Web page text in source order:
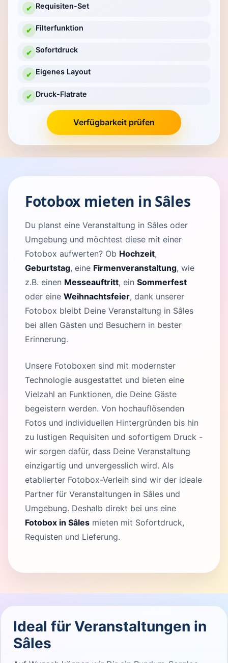
✔ Requisiten-Set
✔ Filterfunktion
✔ Sofortdruck
✔ Eigenes Layout
✔ Druck-Flatrate
Verfügbarkeit prüfen
Fotobox mieten in Sâles
Du planst eine Veranstaltung in Sâles oder
Umgebung und möchtest diese mit einer
Fotobox aufwerten? Ob Hochzeit,
Geburtstag, eine Firmenveranstaltung, wie
z.B. einen Messeauftritt, ein Sommerfest
oder eine Weihnachtsfeier, dank unserer
Fotobox bleibt Deine Veranstaltung in Sâles
bei allen Gästen und Besuchern in bester
Erinnerung.
Unsere Fotoboxen sind mit modernster
Technologie ausgestattet und bieten eine
Vielzahl an Funktionen, die Deine Gäste
begeistern werden. Von hochauflösenden
Fotos und individuellen Hintergründen bis hin
zu lustigen Requisiten und sofortigem Druck -
wir sorgen dafür, dass Deine Veranstaltung
einzigartig und unvergesslich wird. Als
etablierter Fotobox-Verleih sind wir der ideale
Partner für Veranstaltungen in Sâles und
Umgebung. Deshalb direkt bei uns eine
Fotobox in Sâles mieten mit Sofortdruck,
Requisten und Lieferung.
Ideal für Veranstaltungen in
Sâles